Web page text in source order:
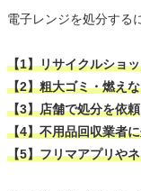
電子レンジを処分する
【1】リサイクルショ
【2】粗大ゴミ・燃え
【3】店舗で処分を依頼
【4】不用品回収業者
【5】フリマアプリや